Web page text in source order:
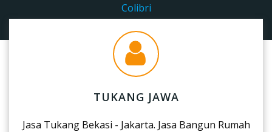
Colibri
TUKANG JAWA
Jasa Tukang Bekasi - Jakarta. Jasa Bangun Rumah